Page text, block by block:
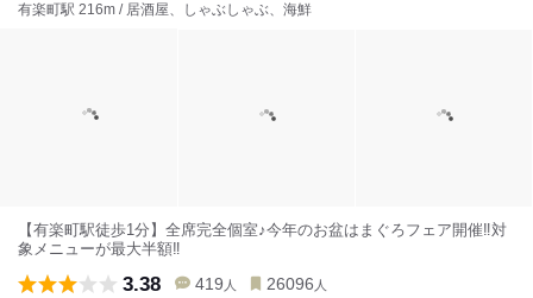
有楽町駅 216m / 居酒屋、しゃぶしゃぶ、海鮮
【有楽町駅徒歩1分】全席完全個室♪今年のお盆はまぐろフェア開催‼対
象メニューが最大半額‼
3.38 419 人 26096 人